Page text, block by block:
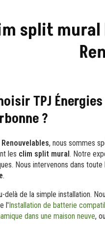
split mural
TPJ
?
, nous sommes
les clim split mural. Notre
Nous intervenons dans toute
.
delà de la simple installation.
l'Installation de batterie
dans une maison neuve,